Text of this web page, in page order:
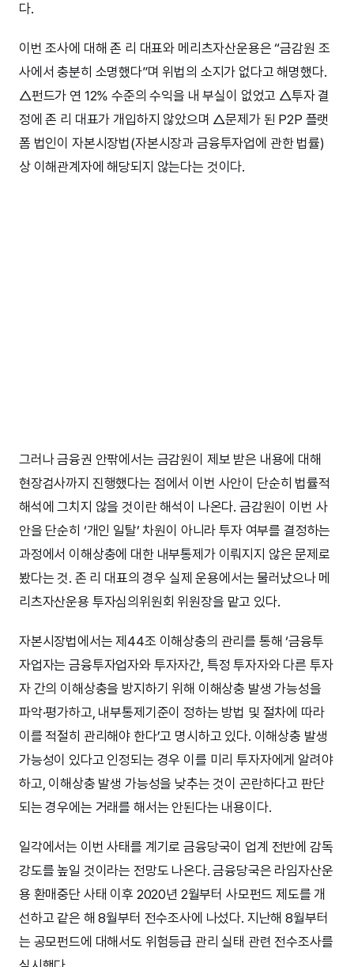
다.
이번 조사에 대해 존 리 대표와 메리츠자산운용은 “금감원 조
사에서 충분히 소명했다”며 위법의 소지가 없다고 해명했다.
△펀드가 연 12% 수준의 수익을 내 부실이 없었고 △투자 결
정에 존 리 대표가 개입하지 않았으며 △문제가 된 P2P 플랫
폼 법인이 자본시장법(자본시장과 금융투자업에 관한 법률)
상 이해관계자에 해당되지 않는다는 것이다.
그러나 금융권 안팎에서는 금감원이 제보 받은 내용에 대해
현장검사까지 진행했다는 점에서 이번 사안이 단순히 법률적
해석에 그치지 않을 것이란 해석이 나온다. 금감원이 이번 사
안을 단순히 ‘개인 일탈’ 차원이 아니라 투자 여부를 결정하는
과정에서 이해상충에 대한 내부통제가 이뤄지지 않은 문제로
봤다는 것. 존 리 대표의 경우 실제 운용에서는 물러났으나 메
리츠자산운용 투자심의위원회 위원장을 맡고 있다.
자본시장법에서는 제44조 이해상충의 관리를 통해 ‘금융투
자업자는 금융투자업자와 투자자간, 특정 투자자와 다른 투자
자 간의 이해상충을 방지하기 위해 이해상충 발생 가능성을
파악·평가하고, 내부통제기준이 정하는 방법 및 절차에 따라
이를 적절히 관리해야 한다’고 명시하고 있다. 이해상충 발생
가능성이 있다고 인정되는 경우 이를 미리 투자자에게 알려야
하고, 이해상충 발생 가능성을 낮추는 것이 곤란하다고 판단
되는 경우에는 거래를 해서는 안된다는 내용이다.
일각에서는 이번 사태를 계기로 금융당국이 업계 전반에 감독
강도를 높일 것이라는 전망도 나온다. 금융당국은 라임자산운
용 환매중단 사태 이후 2020년 2월부터 사모펀드 제도를 개
선하고 같은 해 8월부터 전수조사에 나섰다. 지난해 8월부터
는 공모펀드에 대해서도 위험등급 관리 실태 관련 전수조사를